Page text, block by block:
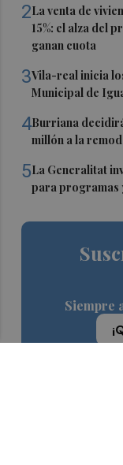
2La venta de
15%: el alza del
ganan cuota
3Vila-real inicia
Municipal de
4Burriana
millón a la
5La Generalitat
para programas
Siempre